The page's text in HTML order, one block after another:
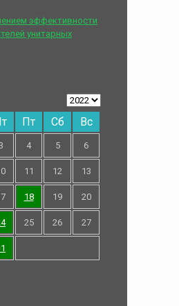
эффективности
унитарных
Пт Сб Вс
4 5 6
11 12 13
18 19 20
25 26 27